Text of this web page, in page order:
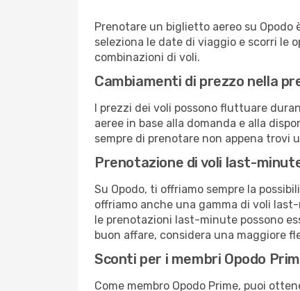
Prenotare un biglietto aereo su
seleziona le date di viaggio e scorri le
combinazioni di voli.
Cambiamenti di prezzo nella
I prezzi dei voli possono fluttuare
aeree in base alla domanda e alla
sempre di prenotare non appena
Prenotazione di voli last-
Su Opodo, ti offriamo sempre la
offriamo anche una gamma di voli
le prenotazioni last-minute possono
buon affare, considera una maggiore
Sconti per i membri Opodo
Come membro Opodo Prime, puoi